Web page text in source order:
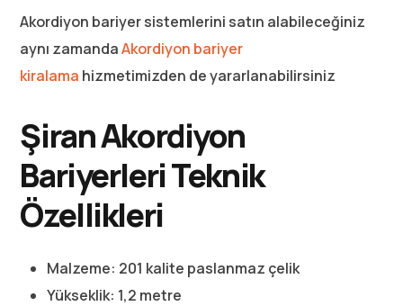
Akordiyon bariyer sistemlerini satın alabileceğiniz
aynı zamandaAkordiyon bariyer
kiralama hizmetimizden de yararlanabilirsiniz
Şiran Akordiyon
Bariyerleri Teknik
Özellikleri
Malzeme: 201 kalite paslanmaz çelik
Yükseklik: 1,2 metre